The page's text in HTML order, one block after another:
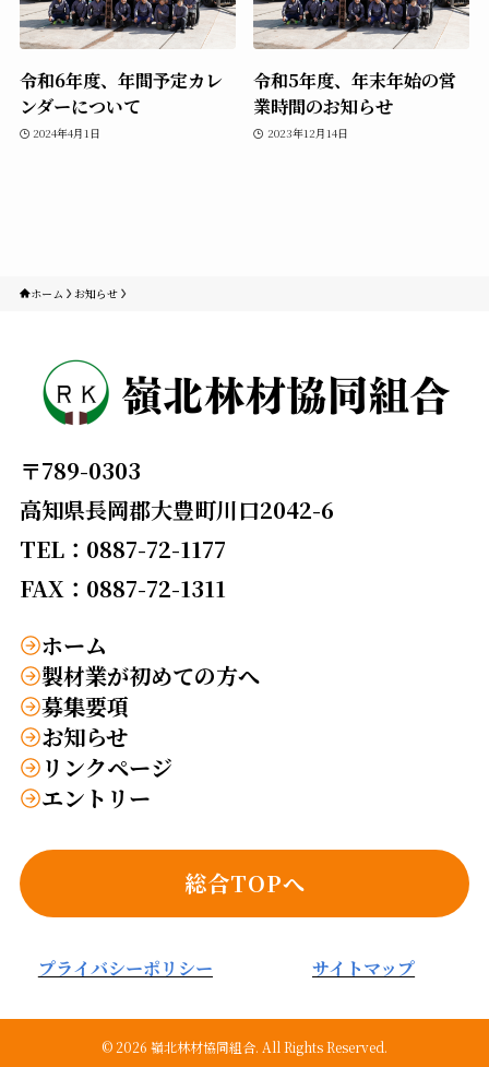
令和6年度、年間予定カレ
ンダーについて
2024年4月1日
令和5年度、年末年始の営
業時間のお知らせ
2023年12月14日
ホーム お知らせ
〒789-0303
高知県長岡郡大豊町川口2042-6
TEL：0887-72-1177
FAX：0887-72-1311
ホーム
製材業が初めての方へ
募集要項
お知らせ
リンクページ
エントリー
総合TOPへ
プライバシーポリシー サイトマップ
©2026 嶺北林材協同組合. All Rights Reserved.